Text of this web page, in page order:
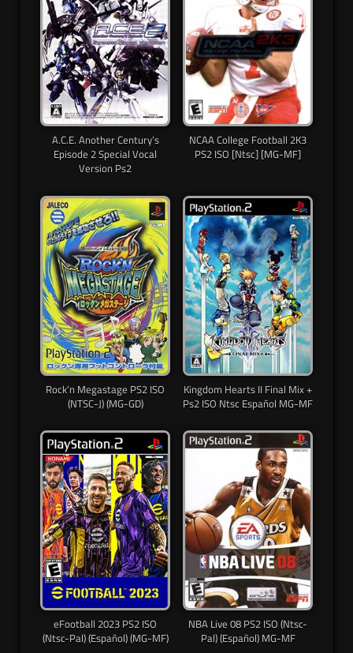
A.C.E. Another Century’s
Episode 2 Special Vocal
Version Ps2
NCAA College Football 2K3
PS2 ISO [Ntsc] [MG-MF]
Rock’n Megastage PS2 ISO
(NTSC-J) (MG-GD)
Kingdom Hearts II Final Mix +
Ps2 ISO Ntsc Español MG-MF
eFootball 2023 PS2 ISO
(Ntsc-Pal) (Español) (MG-MF)
NBA Live 08 PS2 ISO (Ntsc-
Pal) (Español) MG-MF